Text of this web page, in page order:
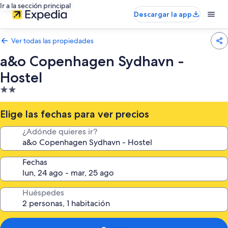
Ir a la sección principal
Descargar la app
Ver todas las propiedades
a&o Copenhagen Sydhavn -
Hostel
Propiedad
de
2.0
estrellas
Elige las fechas para ver precios
¿Adónde quieres ir?
Fechas
Huéspedes